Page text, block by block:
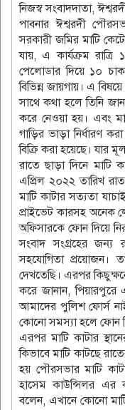
নিজস্ব সংবাদদাতা,
পাবনার ঈশ্বরদী
সরকারী জমির মাটি
যায়, এ কার্যক্রম
পেলোডার দিয়ে ১০
বিভিন্ন জায়গায়। এ
সাথে কথা হলে তিনি
করে নেওয়া হয়। এবং
গাড়ির ভাড়া নির্ধারণ
বিক্রি করা হয়েছে। যার
রাতে ছাড়া দিনে মাটি
এপ্রিল ২০২২ তারিখ
মাটি কাটার সত্যতা
প্রাইভেট কারসহ অনেক
অফিসারকে ফোন দিয়ে
সংবাদ সংগ্রহের
সহযোগিতা প্রয়োজন।
দেখতেছি। এরপর
করে জানান, পিয়ারপুরে
আমাদের পুলিশ ফোর্স
কোনো সমস্যা হলে ফোন
এরপর মাটি কাটার
কিভাবে মাটি কাটছে
হয় পৌরসভার মাটি
হাসেম কাউন্সিলর এর
বলেন, এখানে কোনো